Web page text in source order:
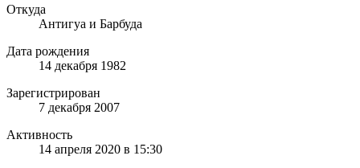
Откуда
Антигуа и Барбуда
Дата рождения
14 декабря 1982
Зарегистрирован
7 декабря 2007
Активность
14 апреля 2020 в 15:30